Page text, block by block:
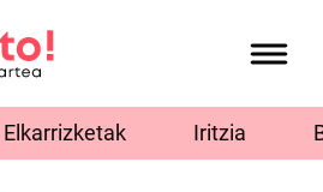
Elkarrizketak Iritzia